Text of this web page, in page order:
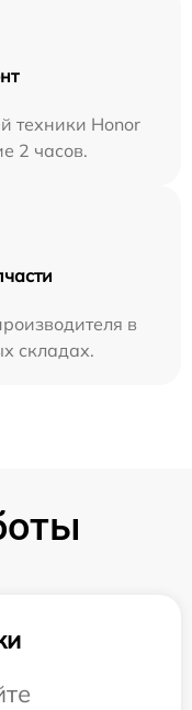
техники Honor
2 часов.
в
складах.